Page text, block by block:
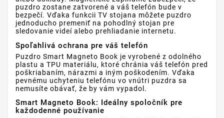
puzdro zostane zatvorené a váš telefón bude v
bezpečí. Vďaka funkcii TV stojana môžete puzdro
jednoducho premeniť na pohodlný stojan pre
sledovanie videí alebo prehliadanie internetu.
Spoľahlivá ochrana pre váš telefón
Puzdro Smart Magneto Book je vyrobené z odolného
plastu a TPU materiálu, ktoré chránia váš telefón pred
poškriabaním, nárazmi a iným poškodením. Vďaka
pevnému uchyteniu telefónu vo vnútri puzdra sa
nemusíte obávať, že by vám vypadol.
Smart Magneto Book: Ideálny spoločník pre
každodenné používanie